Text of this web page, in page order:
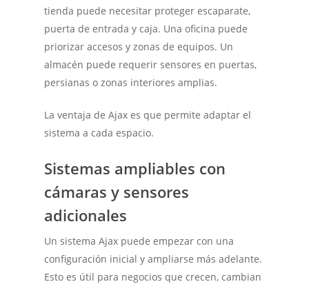
tienda puede necesitar proteger escaparate,
puerta de entrada y caja. Una oficina puede
priorizar accesos y zonas de equipos. Un
almacén puede requerir sensores en puertas,
persianas o zonas interiores amplias.
La ventaja de Ajax es que permite adaptar el
sistema a cada espacio.
Sistemas ampliables con
cámaras y sensores
adicionales
Un sistema Ajax puede empezar con una
configuración inicial y ampliarse más adelante.
Esto es útil para negocios que crecen, cambian